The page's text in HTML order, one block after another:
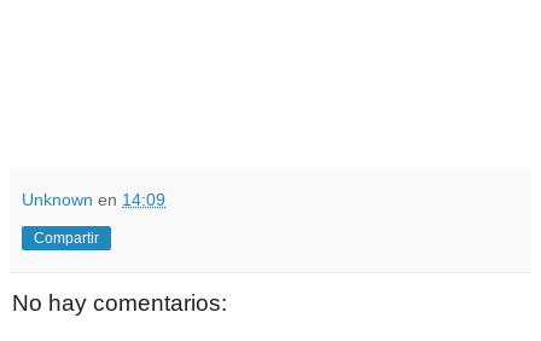
Unknown en 14:09
Compartir
No hay comentarios: